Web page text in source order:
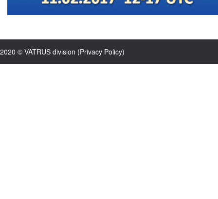
2020 © VATRUS division (Privacy Policy)